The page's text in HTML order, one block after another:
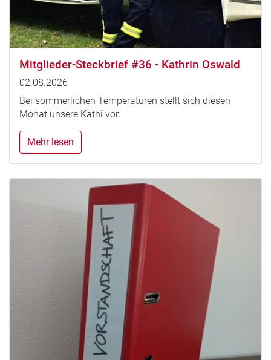
Mitglieder-Steckbrief #36 - Kathrin Oswald
02.08.2026
Bei sommerlichen Temperaturen stellt sich diesen
Monat unsere Kathi vor:
Mehr lesen